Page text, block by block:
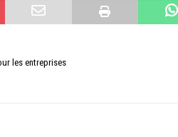
les entreprises